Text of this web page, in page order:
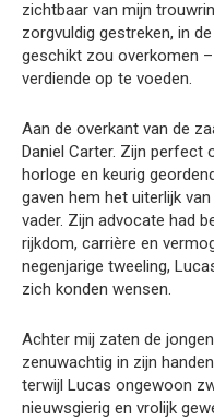
zichtbaar van mijn
zorgvuldig gestreken, in
geschikt zou overkomen
verdiende op te voeden.
Aan de overkant van de
Daniel Carter. Zijn perfect
horloge en keurig
gaven hem het uiterlijk
vader. Zijn advocate had
rijkdom, carrière en
negenjarige tweeling,
zich konden wensen.
Achter mij zaten de
zenuwachtig in zijn
terwijl Lucas ongewoon
nieuwsgierig en vrolijk